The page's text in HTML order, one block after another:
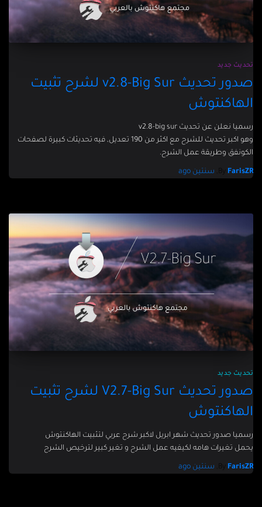
تحديث جديد
صدور تحديث v2.8-Big Sur لشرح تثبيت
الهاكنتوش
رسميا نعلن عن تحديث v2.8-big sur
وهو اكبر تحديث للشرح مع اكثر من 190 تعديل, فيه تحديثات كبيرة لصفحات
الكونفق وطريقة عمل الشرح.
FarisZR سنتين
تحديث جديد
صدور تحديث V2.7-Big Sur لشرح تثبيت
الهاكنتوش
رسميا صدور تحديث شهر ابريل لاكبر شرح عربي لتثبيت الهاكنتوش
يحمل تغيرات هامه لكيفيه عمل الشرح و تغير كبير لترخيص الشرح
FarisZR سنتين